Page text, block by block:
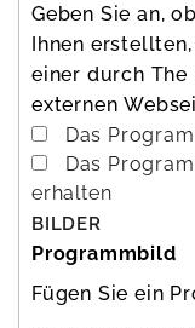
Geben Sie an,
Ihnen
einer durch
externen
Das
Das
erhalten
BILDER
Programmbild
Fügen Sie ein